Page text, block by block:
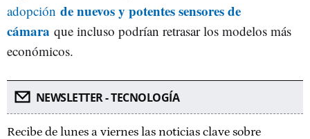
adopción de nuevos y potentes sensores de
cámara que incluso podrían retrasar los modelos más
económicos.
NEWSLETTER - TECNOLOGÍA
Recibe de lunes a viernes las noticias clave sobre